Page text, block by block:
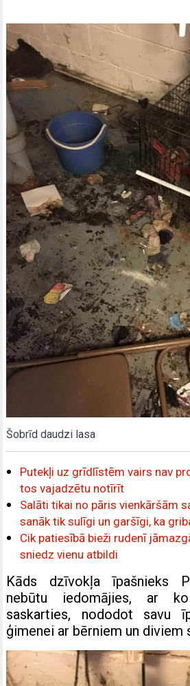
Šobrīd daudzi lasa
Putekļi uz grīdlīstēm vairs nav
tos vajadzētu notīrīt
Salāti tikai no pāris vienkāršām
sanāk tik sulīgi un garšīgi, ka
Cik patiesībā bieži rudenī
sniedz vienu atbildi
Kāds dzīvokļa īpašnieks
nebūtu iedomājies, ar
saskarties, nododot savu
ģimenei ar bērniem un diviem